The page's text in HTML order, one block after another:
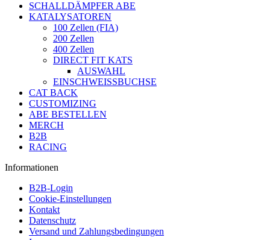
SCHALLDÄMPFER ABE
KATALYSATOREN
100 Zellen (FIA)
200 Zellen
400 Zellen
DIRECT FIT KATS
AUSWAHL
EINSCHWEISSBUCHSE
CAT BACK
CUSTOMIZING
ABE BESTELLEN
MERCH
B2B
RACING
Informationen
B2B-Login
Cookie-Einstellungen
Kontakt
Datenschutz
Versand und Zahlungsbedingungen